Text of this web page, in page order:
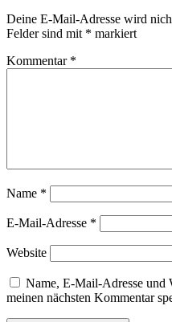
Deine E-Mail-Adresse wird
Felder sind mit * markiert
Kommentar *
Name *
E-Mail-Adresse *
Website
Name, E-Mail-Adresse und
meinen nächsten Kommentar